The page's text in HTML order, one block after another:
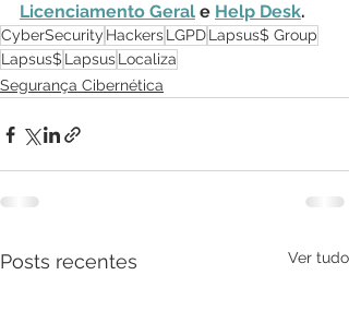
Licenciamento Geral e Help Desk.
CyberSecurity HackersLGPDLapsus$ Group
Lapsus$ LapsusLocaliza
Segurança Cibernética
Posts recentes Ver tudo